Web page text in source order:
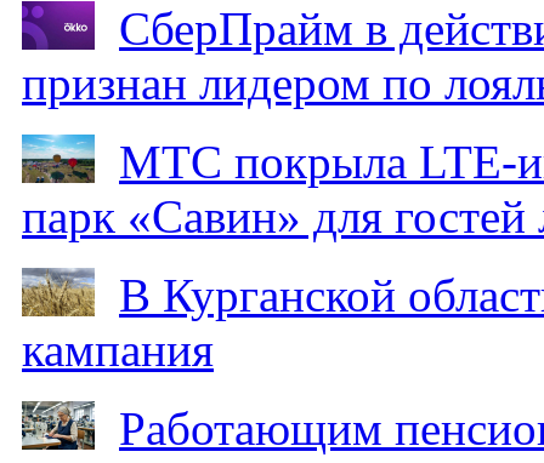
СберПрайм в
признан лидером по
МТС покрыла LTE-
парк «Савин» для гостей
В Курганской
кампания
Работающим